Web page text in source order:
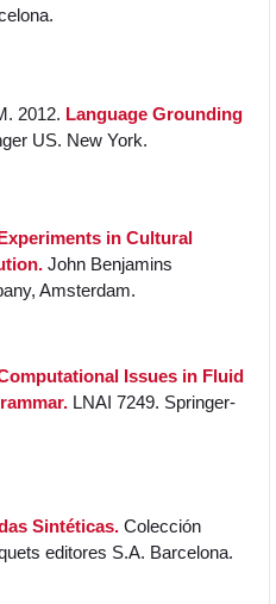
2012. Language Grounding
US. New York.
Experiments in Cultural
John Benjamins
Amsterdam.
Issues in Fluid
LNAI 7249. Springer-
Sintéticas. Colección
editores S.A. Barcelona.